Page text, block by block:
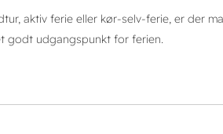
aktiv ferie eller kør-selv-ferie, er der
godt udgangspunkt for ferien.